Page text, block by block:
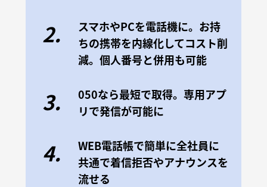
2.
スマホやPCを電話機に。お持
ちの携帯を内線化してコスト削
減。個人番号と併用も可能
3.
050なら最短で取得。専用アプ
リで発信が可能に
4.
WEB電話帳で簡単に全社員に
共通で着信拒否やアナウンスを
流せる